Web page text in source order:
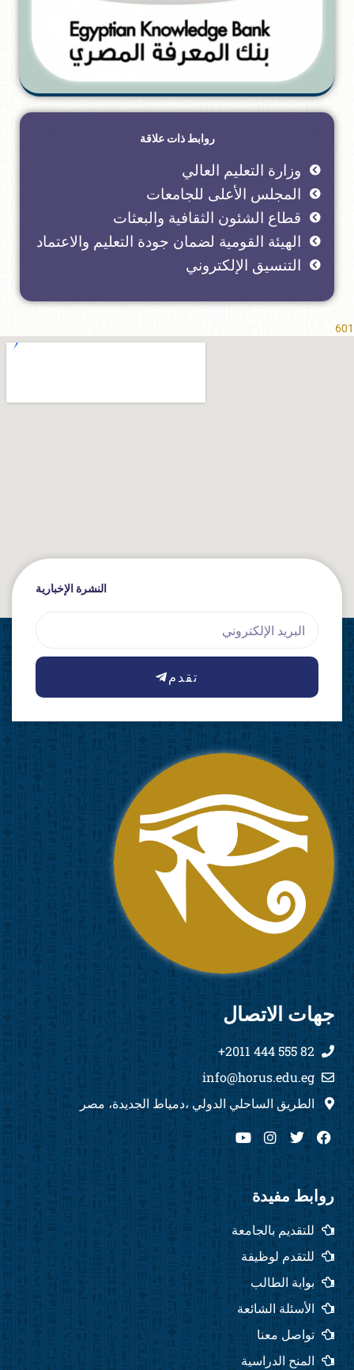
روابط ذات علاقة
وزارة التعليم العالي
المجلس الأعلى للجامعات
قطاع الشئون الثقافية والبعثات
الهيئة القومية لضمان جودة التعليم والاعتماد
التنسيق الإلكتروني
601
النشرة الإخبارية
تقدم
جهات الاتصال
82 555 444 2011+
info@horus.edu.eg
الطريق الساحلي الدولي ،دمياط الجديدة، مصر
F
a
b
o
o
k
T
w
t
e
I
n
a
g
a
m
Y
o
روابط مفيدة
للتقديم بالجامعة
للتقدم لوظيفة
بوابة الطالب
الأسئلة الشائعة
تواصل معنا
المنح الدراسية